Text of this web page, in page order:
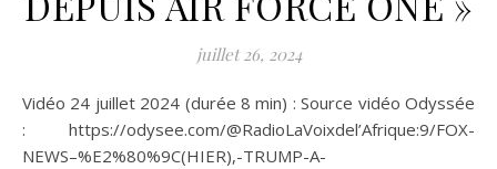
juillet 26, 2024
Vidéo 24 juillet 2024 (durée 8 min) : Source vidéo Odyssée
: https://odysee.com/@RadioLaVoixdel’Afrique:9/FOX-
NEWS–%E2%80%9C(HIER),-TRUMP-A-